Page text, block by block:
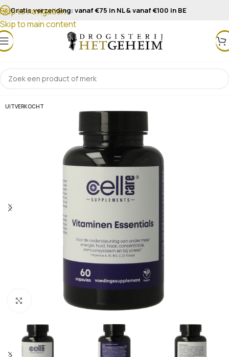
Skip to navigation
Skip to main content
Gratis verzending: vanaf €75 in NL & vanaf €100 in BE
UITVERKOCHT
Klik om te vergroten